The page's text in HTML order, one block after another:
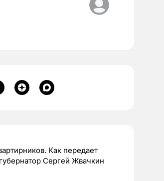
Как передает
Сергей Жвачкин